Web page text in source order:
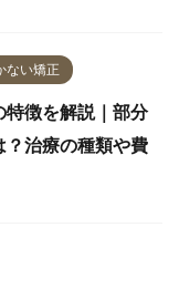
ない矯正
特徴を解説｜部分
？治療の種類や費